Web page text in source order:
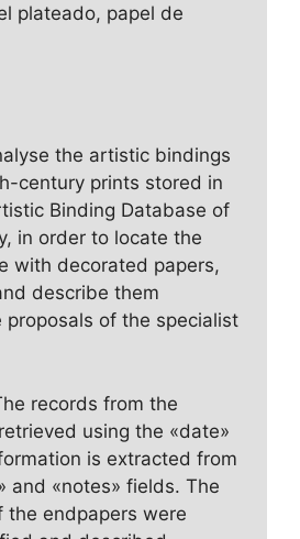
plateado, papel de
the artistic bindings
century prints stored in
Binding Database of
in order to locate the
with decorated papers,
describe them
proposals of the specialist
records from the
using the «date»
is extracted from
and «notes» fields. The
the endpapers were